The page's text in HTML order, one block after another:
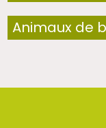
Animaux de